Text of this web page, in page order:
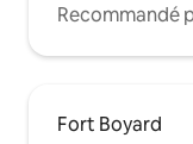
Recommandé
Fort Boyard